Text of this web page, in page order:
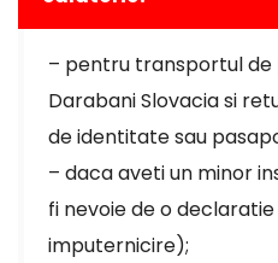
– pentru transportul
Darabani Slovacia si
de identitate sau
– daca aveti un minor
fi nevoie de o
imputernicire);